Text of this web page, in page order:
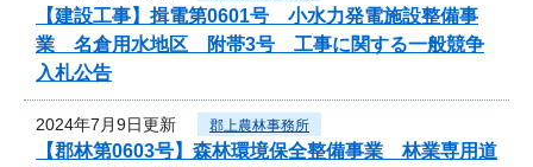
【建設工事】揖電第0601号 小水力発電施設整備事
業 名倉用水地区 附帯3号 工事に関する一般競争
入札公告
2024年7月9日更新 郡上農林事務所
【郡林第0603号】森林環境保全整備事業 林業専用道